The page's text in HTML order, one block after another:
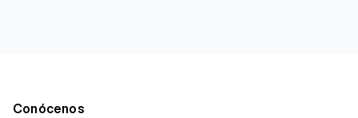
Conócenos